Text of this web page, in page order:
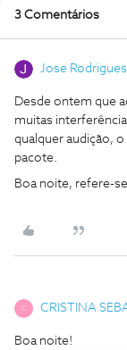
3 Comentários
Jose Rodrigues
Desde ontem que
muitas
qualquer audição,
pacote.
Boa noite, refere-
C CRISTINA
Boa noite!